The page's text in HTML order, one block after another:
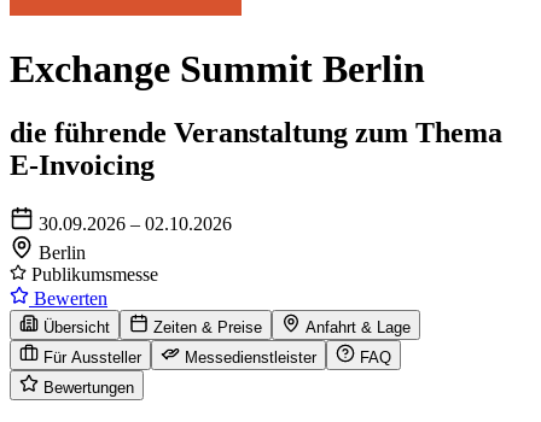
Exchange Summit Berlin
die führende Veranstaltung zum Thema
E-Invoicing
30.09.2026 – 02.10.2026
Berlin
Publikumsmesse
Bewerten
Übersicht Zeiten & Preise
Anfahrt & Lage
Für Aussteller
Messedienstleister
FAQ
Bewertungen